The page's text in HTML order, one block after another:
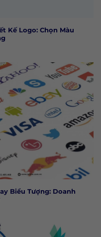
Kế Logo: Chọn Màu
Biểu Tượng: Doanh